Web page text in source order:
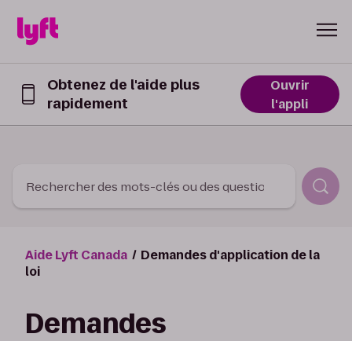
Obtenez de l'aide plus
rapidement
Obtenez
dans
Ouvrir
l'appli
Rechercher des mots-clés ou des questions
Aide Lyft Canada
Demandes d'application de la
loi
Demandes